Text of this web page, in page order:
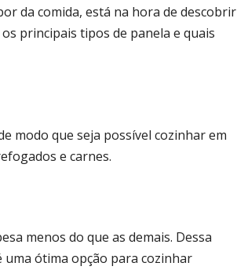
da comida, está na hora de descobrir
principais tipos de panela e quais
modo que seja possível cozinhar em
e carnes.
menos do que as demais. Dessa
uma ótima opção para cozinhar